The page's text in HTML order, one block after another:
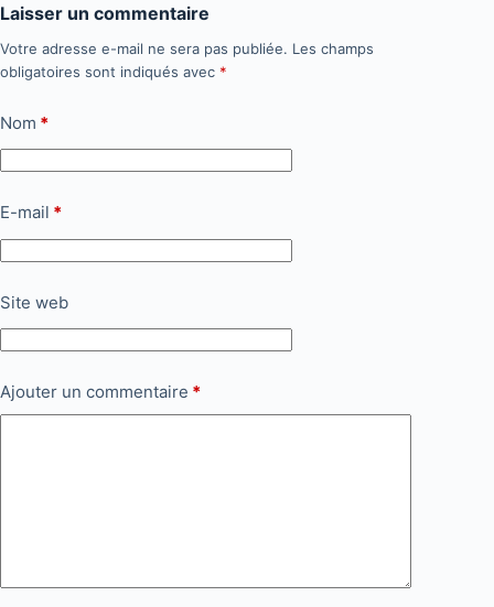
Laisser un commentaire
Votre adresse e-mail ne sera pas publiée. Les champs
obligatoires sont indiqués avec *
Nom *
E-mail *
Site web
Ajouter un commentaire *